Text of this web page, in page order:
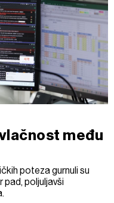
među
poteza gurnuli su
poljuljavši